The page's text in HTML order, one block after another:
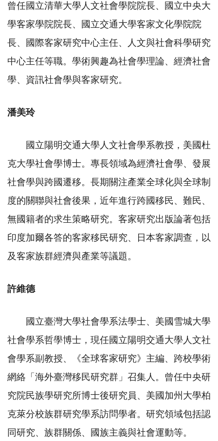
曾任國立清華大學人文社會學院院長、國立中央大
學客家學院院長、國立交通大學客家文化學院院
長、國際客家研究中心主任、人文與社會科學研究
中心主任等職。學術興趣為社會學理論、經濟社會
學、資訊社會學與客家研究。
潘美玲
國立陽明交通大學人文社會學系教授，美國杜
克大學社會學博士。專長領域為經濟社會學、發展
社會學與跨國遷移。長期關注產業全球化與全球制
度的關聯與社會後果，近年進行跨國移民、難民、
無國籍者的求生策略研究。客家研究出版論著包括
印度加爾各答的客家移民研究、日本客家調查，以
及客家族群經濟與產業等議題。
許維德
國立臺灣大學社會學系法學士、美國雪城大學
社會學系哲學博士，現任國立陽明交通大學人文社
會學系副教授、《全球客家研究》主編、跨校學術
網絡「海外臺灣移民研究群」召集人。曾任中央研
究院民族學研究所博士後研究員、美國加州大學柏
克萊分校族群研究學系訪問學者。研究領域包括認
同研究、族群關係、國族主義與社會運動等。